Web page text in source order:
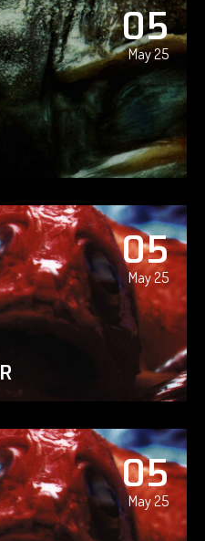
05
May 25
05
May 25
05
May 25